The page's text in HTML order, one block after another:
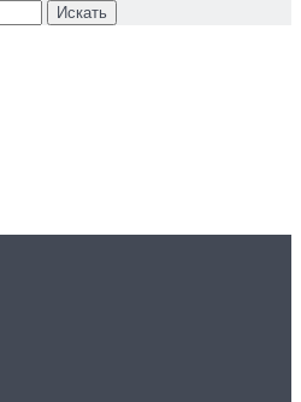
Искать